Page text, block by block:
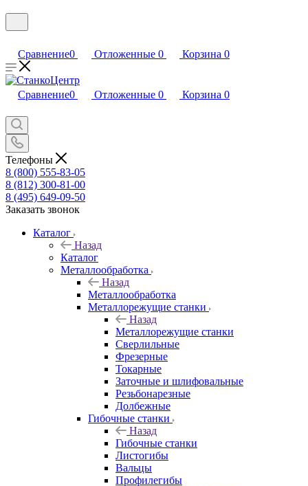
Сравнение0 Отложенные 0 Корзина 0
Сравнение0 Отложенные 0 Корзина 0
Телефоны
8 (800) 555-83-05
8 (812) 300-81-00
8 (495) 649-09-50
Заказать звонок
Каталог
Назад
Каталог
Металлообработка
Назад
Металлообработка
Металлорежущие станки
Назад
Металлорежущие станки
Сверлильные
Фрезерные
Токарные
Заточные и шлифовальные
Резьбонарезные
Долбежные
Гибочные станки
Назад
Гибочные станки
Листогибы
Вальцы
Профилегибы